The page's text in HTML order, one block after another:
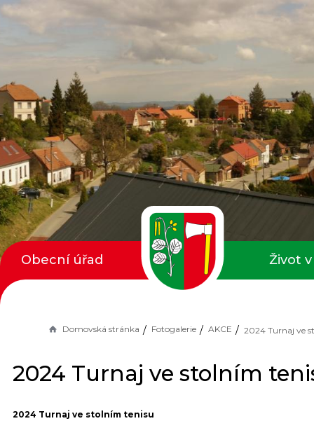
Domovská stránka Fotogalerie AKCE
2024 Turnaj ve stolním
2024 Turnaj ve stolním tenisu
Obecní úřad Život